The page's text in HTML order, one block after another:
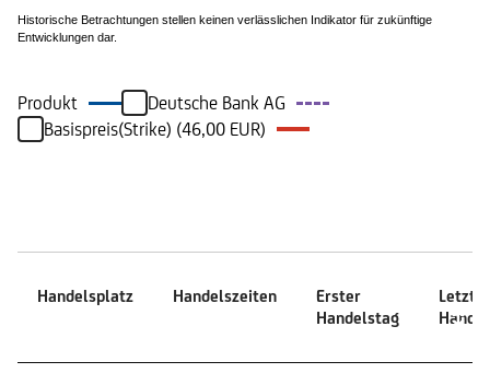
Historische Betrachtungen stellen keinen verlässlichen Indikator für zukünftige
Entwicklungen dar.
Produkt
Deutsche Bank AG
Basispreis(Strike) (46,00 EUR)
Handelsplatz Handelszeiten
Erster
Handelstag
Letzter